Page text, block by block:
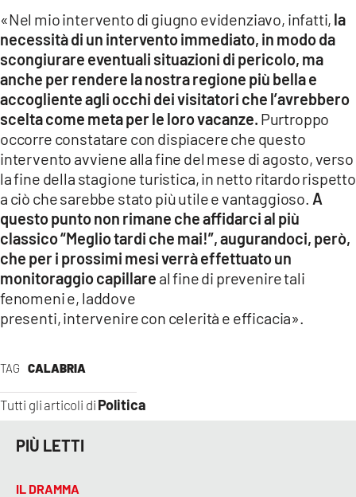
APPLE
TAG CALABRIA
Tutti gli articoli di Politica
«Nel mio intervento di giugno evidenziavo, infatti, la
necessità di un intervento immediato, in modo da
scongiurare eventuali situazioni di pericolo, ma
anche per rendere la nostra regione più bella e
accogliente agli occhi dei visitatori che l’avrebbero
scelta come meta per le loro vacanze. Purtroppo
occorre constatare con dispiacere che questo
intervento avviene alla fine del mese di agosto, verso
la fine della stagione turistica, in netto ritardo rispetto
a ciò che sarebbe stato più utile e vantaggioso. A
questo punto non rimane che affidarci al più
classico “Meglio tardi che mai!”, augurandoci, però,
che per i prossimi mesi verrà effettuato un
monitoraggio capillare al fine di prevenire tali
fenomeni e, laddove
presenti, intervenire con celerità e efficacia».
PIÙ LETTI
IL DRAMMA